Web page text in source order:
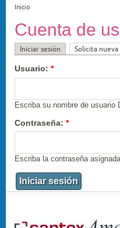
Inicio
Cuenta de
Iniciar sesión Solicita
Usuario: *
Escriba su nombre de usuario
Contraseña: *
Escriba la contraseña